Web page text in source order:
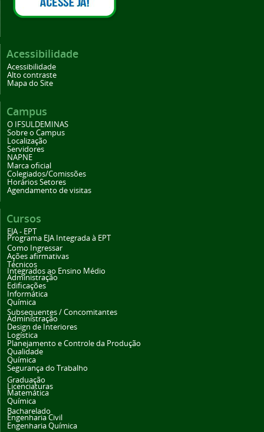
Acessibilidade
Acessibilidade
Alto contraste
Mapa do Site
Campus
O IFSULDEMINAS
Sobre o Campus
Localização
Servidores
NAPNE
Marca oficial
Colegiados/Comissões
Horários Setores
Agendamento de visitas
Cursos
EJA - EPT
Programa EJA Integrada à EPT
Como Ingressar
Ações afirmativas
Técnicos
Integrados ao Ensino Médio
Administração
Edificações
Informática
Química
Subsequentes / Concomitantes
Administração
Design de Interiores
Logística
Planejamento e Controle da Produção
Qualidade
Química
Segurança do Trabalho
Graduação
Licenciaturas
Matemática
Química
Bacharelado
Engenharia Civil
Engenharia Química